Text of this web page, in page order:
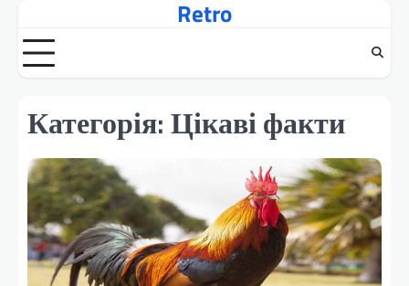
вмісту
Retro
Категорія:Цікаві факти